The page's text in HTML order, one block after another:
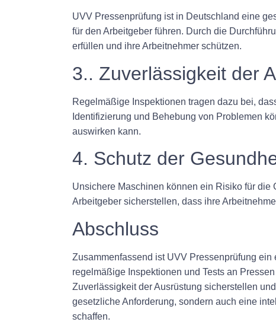
UVV Pressenprüfung ist in Deutschland eine
für den Arbeitgeber führen. Durch die
erfüllen und ihre Arbeitnehmer schützen.
3.. Zuverlässigkeit der
Regelmäßige Inspektionen tragen dazu bei,
Identifizierung und Behebung von Problemen
auswirken kann.
4. Schutz der
Unsichere Maschinen können ein Risiko für
Arbeitgeber sicherstellen, dass ihre
Abschluss
Zusammenfassend ist UVV Pressenprüfung
regelmäßige Inspektionen und Tests an
Zuverlässigkeit der Ausrüstung sicherstellen
gesetzliche Anforderung, sondern auch eine
schaffen.